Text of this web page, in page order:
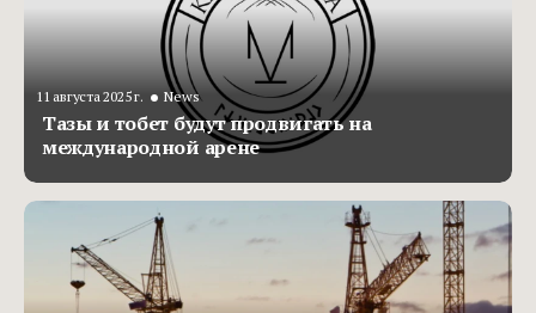
11 августа 2025 г. • News
Тазы и тобет будут продвигать на
международной арене